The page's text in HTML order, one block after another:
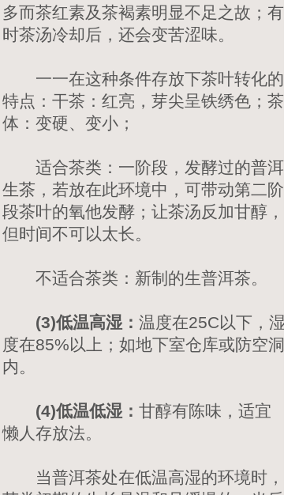
多而茶红素及茶褐素明显不足之故；有
时茶汤冷却后，还会变苦涩味。
一一在这种条件存放下茶叶转化的
特点：干茶：红亮，芽尖呈铁绣色；茶
体：变硬、变小；
适合茶类：一阶段，发酵过的普洱
生茶 ，若放在此环境中，可带动第二阶
段茶叶的氧他发酵；让茶汤反加甘醇，
但时间不可以太长。
不适合茶类：新制的生普洱茶。
(3)低温高湿： 温度在25C以下，湿
度在85%以上；如地下室仓库或防空洞
内。
(4)低温低湿： 甘醇有陈味，适宜
懒人存放法。
当普洱茶处在低温高湿的环境时，